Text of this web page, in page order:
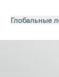
Глобальные